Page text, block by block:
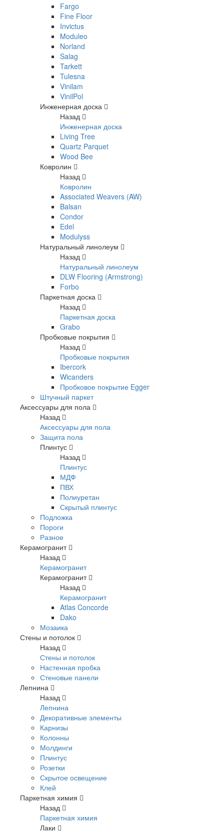
Fargo
Fine Floor
Invictus
Moduleo
Norland
Salag
Tarkett
Tulesna
Vinilam
VinilPol
Инженерная доска
Назад
Инженерная доска
Living Tree
Quartz Parquet
Wood Bee
Ковролин
Назад
Ковролин
Associated Weavers (AW)
Balsan
Condor
Edel
Modulyss
Натуральный линолеум
Назад
Натуральный линолеум
DLW Flooring (Armstrong)
Forbo
Паркетная доска
Назад
Паркетная доска
Grabo
Пробковые покрытия
Назад
Пробковые покрытия
Ibercork
Wicanders
Пробковое покрытие Egger
Штучный паркет
Аксессуары для пола
Назад
Аксессуары для пола
Защита пола
Плинтус
Назад
Плинтус
МДФ
ПВХ
Полиуретан
Скрытый плинтус
Подложка
Пороги
Разное
Керамогранит
Назад
Керамогранит
Керамогранит
Назад
Керамогранит
Atlas Concorde
Dako
Мозаика
Стены и потолок
Назад
Стены и потолок
Настенная пробка
Стеновые панели
Лепнина
Назад
Лепнина
Декоративные элементы
Карнизы
Колонны
Молдинги
Плинтус
Розетки
Скрытое освещение
Клей
Паркетная химия
Назад
Паркетная химия
Лаки